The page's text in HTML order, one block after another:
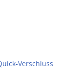
Verschluss